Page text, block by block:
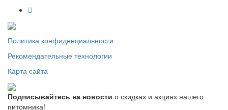
Политика конфиденциальности
Рекомендательные технологии
Карта сайта
Подписывайтесь на новости о скидках и акциях нашего
питомника!